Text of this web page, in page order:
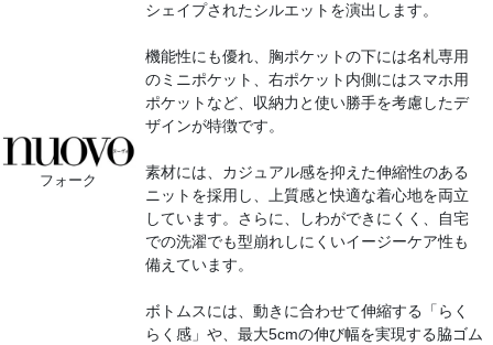
フォーク
シェイプされたシルエットを演出します。
機能性にも優れ、胸ポケットの下には名札専用
のミニポケット、右ポケット内側にはスマホ用
ポケットなど、収納力と使い勝手を考慮したデ
ザインが特徴です。
素材には、カジュアル感を抑えた伸縮性のある
ニットを採用し、上質感と快適な着心地を両立
しています。​さらに、しわができにくく、自宅
での洗濯でも型崩れしにくいイージーケア性も
備えています。
ボトムスには、動きに合わせて伸縮する「らく
らく感」や、最大5cmの伸び幅を実現する脇ゴム